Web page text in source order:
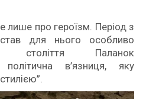
лише про героїзм. Період з
для нього особливо
століття Паланок
в’язниця, яку